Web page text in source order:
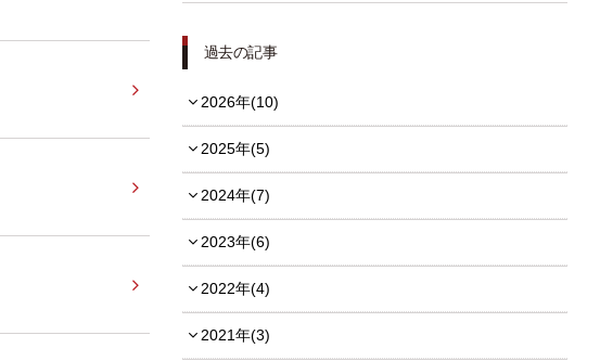
レストラン予約
過去の記事
2026年(10)
2025年(5)
2024年(7)
2023年(6)
2022年(4)
2021年(3)